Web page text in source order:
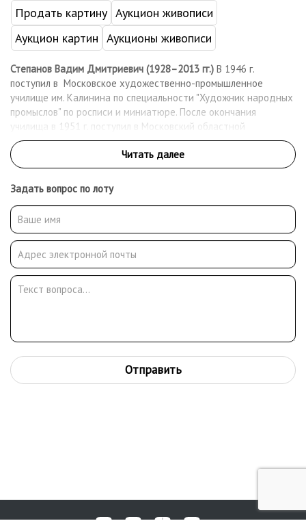
Продать картину Аукцион живописи
Аукцион картин Аукционы живописи
Степанов Вадим Дмитриевич (1928–2013 гг.) В 1946 г.
поступил в Московское художественно-промышленное
училище им. Калинина по специальности "Художник народных
промыслов" по росписи и миниатюре. После окончания
училища в 1951 г. поступил в Московский областной
художественный фонд и начал работать в Комбинате
художественных работ в г.Химки по творческим договорам. С
1952 г. – постоянный участник молодежных, областных,
зональных, республиканских и всесоюзных художественных
выставок. Член Союза художников России с 1963 г. С середины
80-х В. Степанов, владея техникой стеновых росписей,
принимает активное участие в восстановлении православных
храмов России и ближнего зарубежья. Его фрески украшают
храмы Почаевской лавры и Севастополя на Украине, села
Образцово и г. Ликино - Дулево в Подмосковье, в городах
Новосибирска и Караганды, а также в Мордовии. Две
персональные выставки в Картинной галерее
Задать вопрос по лоту
Отправить